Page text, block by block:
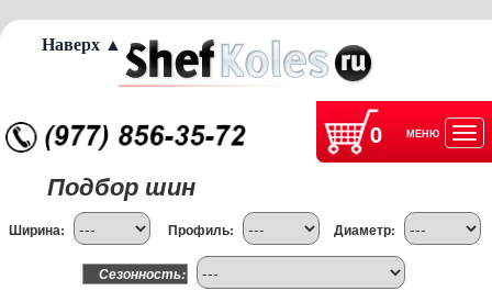
0 МЕНЮ
Подбор шин
Ширина: Профиль: Диаметр:
Сезонность:
Наверх ▲